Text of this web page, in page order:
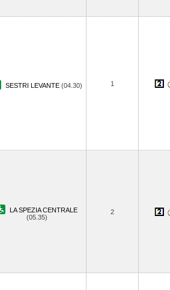
SESTRI LEVANTE (04.30) 1
LA SPEZIA CENTRALE
(05.35)
2